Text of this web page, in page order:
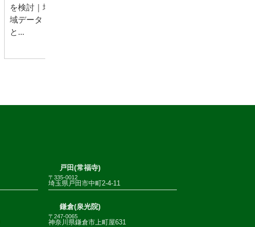
を検討｜地
域データ
と...
戸田(常福寺)
〒335-0012
埼玉県戸田市中町2-4-11
鎌倉(泉光院)
〒247-0065
神奈川県鎌倉市上町屋631